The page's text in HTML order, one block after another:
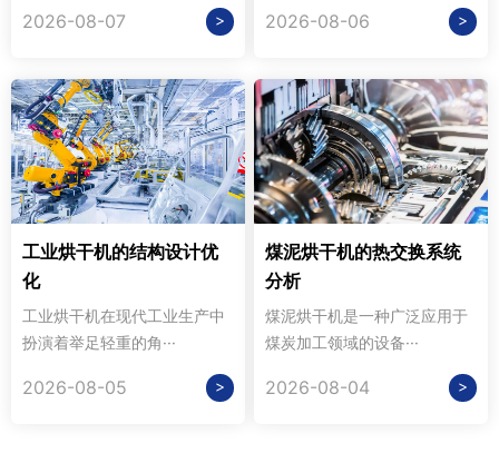
2026-08-07 > 2026-08-06 >
工业烘干机的结构设计优
化
工业烘干机在现代工业生产中
扮演着举足轻重的角···
2026-08-05 >
煤泥烘干机的热交换系统
分析
煤泥烘干机是一种广泛应用于
煤炭加工领域的设备···
2026-08-04 >